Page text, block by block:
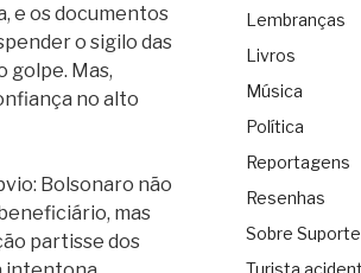
e os documentos
o sigilo das
golpe. Mas,
no alto
Bolsonaro não
mas
partisse dos
Lembranças
Livros
Música
Política
Reportagens
Resenhas
Sobre